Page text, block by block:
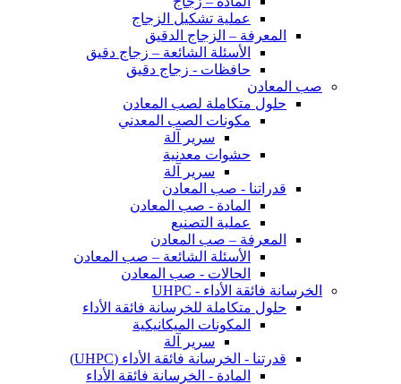
عملية تشكيل الزجاج
المعرفة – الزجاج الدقيق
الأسئلة الشائعة – زجاج دقيق
حافظات - زجاج دقيق
صب المعادن
حلول متكاملة لصب المعادن
مكونات الصب المعدني
سرير آلة
حشوات معدنية
سرير آلة
قدراتنا - صب المعادن
المادة - صب المعادن
عملية التصنيع
المعرفة – صب المعادن
الأسئلة الشائعة – صب المعادن
الحالات - صب المعادن
الخرسانة فائقة الأداء - UHPC
حلول متكاملة للخرسانة فائقة الأداء
المكونات الميكانيكية
سرير آلة
قدرتنا - الخرسانة فائقة الأداء (UHPC)
المادة - الخرسانة فائقة الأداء